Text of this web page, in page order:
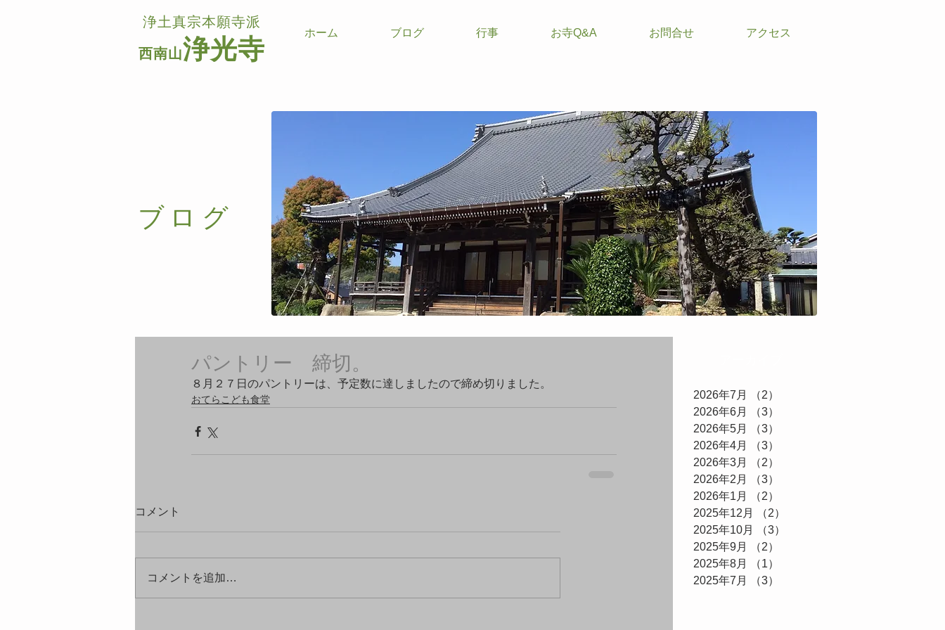
浄土真宗本願寺派
西南山浄光寺
ホーム ブログ 行事 お寺Q&A お問合せ アクセス
​ブログ
パントリー 締切。
８月２７日のパントリーは、予定数に達しましたので締め切りました。
おてらこども食堂
コメント
コメントを追加…
2026年7月 （2）
2026年6月
（3）
2026年5月
（3）
2026年4月
（3）
2026年3月
（2）
2026年2月
（3）
2026年1月
（2）
2025年12月
（2）
2025年10月
（3）
2025年9月
（2）
2025年8月
（1）
2025年7月
（3）